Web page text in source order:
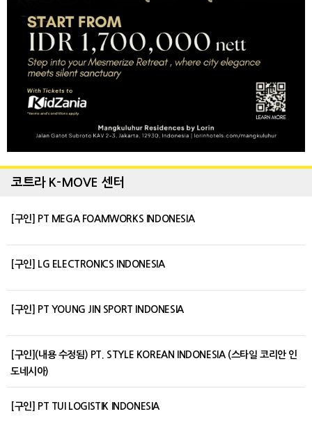
코트라 K-MOVE 센터
[구인] PT MEGA FOAMWORKS INDONESIA
[구인] LG ELECTRONICS INDONESIA
[구인] PT YOUNG JIN SPORT INDONESIA
[구인](내용 수정됨) PT. STYLE KOREAN INDONESIA (스타일 코리안 인
도네시아)
[구인] PT TUI LOGISTIK INDONESIA